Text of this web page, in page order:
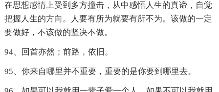
在思想感情上受到多方撞击，从中感悟人生的真谛，自觉
把握人生的方向。人要有所为就要有所不为。该做的一定
要做好，不该做的坚决不做。
94、回首亦然；前路，依旧。
95、你来自哪里并不重要，重要的是你要到哪里去。